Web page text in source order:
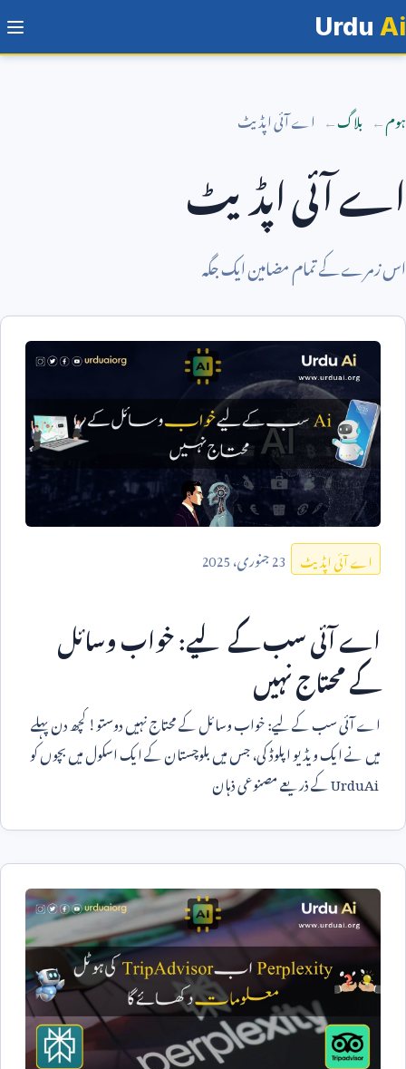
Urdu Ai
ہوم بلاگ اے آئی اپڈیٹ
اے آئی اپڈیٹ
اس زمرے کے تمام مضامین ایک جگہ
اے آئی اپڈیٹ 23جنوری،2025
اے آئی سب کے لیے: خواب وسائل
کے محتاج نہیں
اے آئی سب کے لیے: خواب وسائل کے محتاج نہیں دوستو! کچھ دن پہلے
میں نے ایک ویڈیو اپلوڈ کی، جس میں بلوچستان کے ایک اسکول میں بچوں کو
UrduAiکے ذریعے مصنوعی ذہان